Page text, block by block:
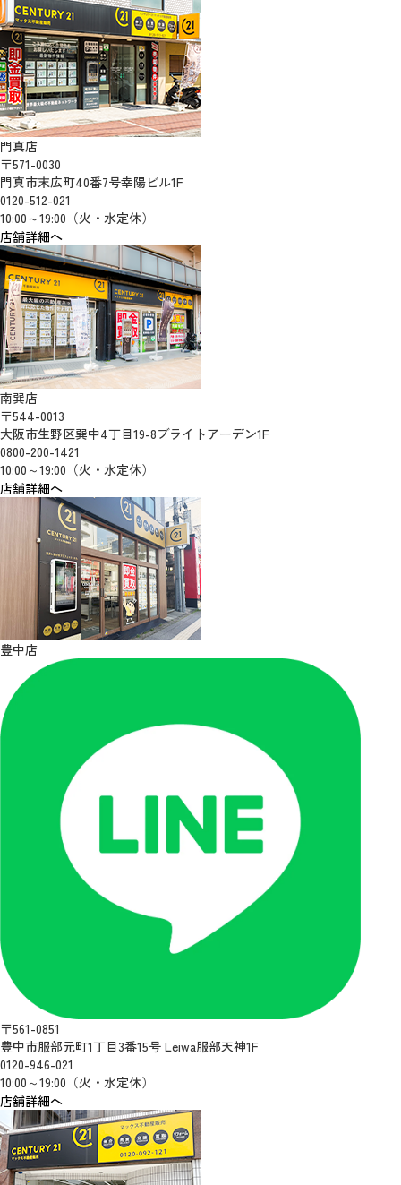
門真店
〒571-0030
門真市末広町40番7号幸陽ビル1F
0120-512-021
10:00～19:00（火・水定休）
店舗詳細へ
南巽店
〒544-0013
大阪市生野区巽中4丁目19-8ブライトアーデン1F
0800-200-1421
10:00～19:00（火・水定休）
店舗詳細へ
豊中店
〒561-0851
豊中市服部元町1丁目3番15号 Leiwa服部天神1F
0120-946-021
10:00～19:00（火・水定休）
店舗詳細へ